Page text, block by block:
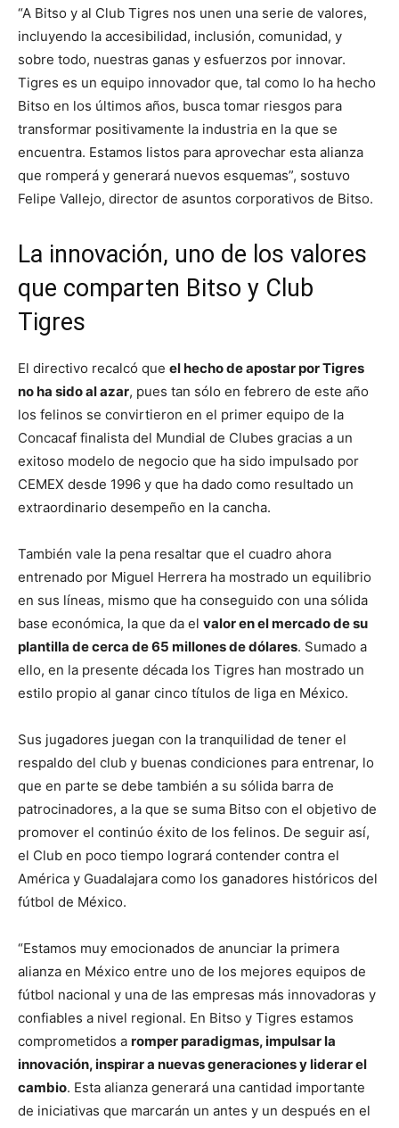
“A Bitso y al Club Tigres nos unen una serie de valores,
incluyendo la accesibilidad, inclusión, comunidad, y
sobre todo, nuestras ganas y esfuerzos por innovar.
Tigres es un equipo innovador que, tal como lo ha hecho
Bitso en los últimos años, busca tomar riesgos para
transformar positivamente la industria en la que se
encuentra. Estamos listos para aprovechar esta alianza
que romperá y generará nuevos esquemas”, sostuvo
Felipe Vallejo, director de asuntos corporativos de Bitso.
La innovación, uno de los valores
que comparten Bitso y Club
Tigres
El directivo recalcó que el hecho de apostar por Tigres
no ha sido al azar, pues tan sólo en febrero de este año
los felinos se convirtieron en el primer equipo de la
Concacaf finalista del Mundial de Clubes gracias a un
exitoso modelo de negocio que ha sido impulsado por
CEMEX desde 1996 y que ha dado como resultado un
extraordinario desempeño en la cancha.
También vale la pena resaltar que el cuadro ahora
entrenado por Miguel Herrera ha mostrado un equilibrio
en sus líneas, mismo que ha conseguido con una sólida
base económica, la que da el valor en el mercado de su
plantilla de cerca de 65 millones de dólares. Sumado a
ello, en la presente década los Tigres han mostrado un
estilo propio al ganar cinco títulos de liga en México.
Sus jugadores juegan con la tranquilidad de tener el
respaldo del club y buenas condiciones para entrenar, lo
que en parte se debe también a su sólida barra de
patrocinadores, a la que se suma Bitso con el objetivo de
promover el continúo éxito de los felinos. De seguir así,
el Club en poco tiempo logrará contender contra el
América y Guadalajara como los ganadores históricos del
fútbol de México.
“Estamos muy emocionados de anunciar la primera
alianza en México entre uno de los mejores equipos de
fútbol nacional y una de las empresas más innovadoras y
confiables a nivel regional. En Bitso y Tigres estamos
comprometidos a romper paradigmas, impulsar la
innovación, inspirar a nuevas generaciones y liderar el
cambio. Esta alianza generará una cantidad importante
de iniciativas que marcarán un antes y un después en el